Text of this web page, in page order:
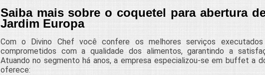
Saiba mais sobre o coquetel para abertura
Jardim Europa
Com o Divino Chef você confere os melhores serviços executados
comprometidos com a qualidade dos alimentos, garantindo a
Atuando no segmento há anos, a empresa especializou-se em buffet a
oferece: